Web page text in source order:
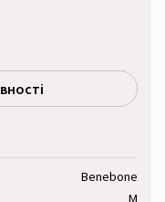
Benebone
M